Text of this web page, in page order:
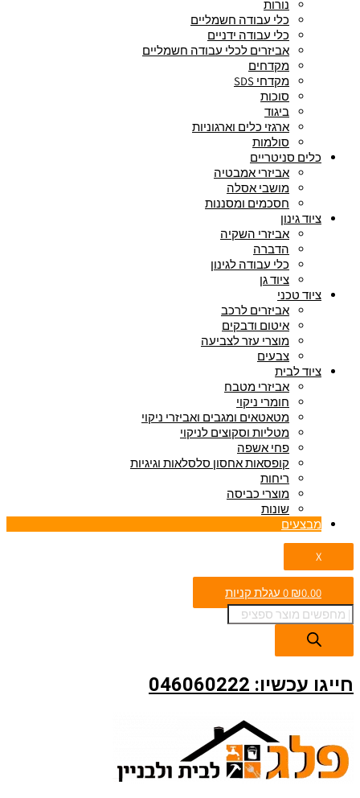
נורות
כלי עבודה חשמליים
כלי עבודה ידניים
אביזרים לכלי עבודה חשמליים
מקדחים
מקדחי SDS
סוכות
ביגוד
ארגזי כלים וארגוניות
סולמות
כלים סניטריים
אביזרי אמבטיה
מושבי אסלה
חסכמים ומסננות
ציוד גינון
אביזרי השקיה
הדברה
כלי עבודה לגינון
ציוד גן
ציוד טכני
אביזרים לרכב
איטום ודבקים
מוצרי עזר לצביעה
צבעים
ציוד לבית
אביזרי מטבח
חומרי ניקוי
מטאטאים ומגבים ואביזרי ניקוי
מטליות וסקוצים לניקוי
פחי אשפה
קופסאות אחסון סלסלאות וגיגיות
ריחות
מוצרי כביסה
שונות
מבצעים
X
₪0.00
0 עגלת קניות
חייגו עכשיו: 046060222